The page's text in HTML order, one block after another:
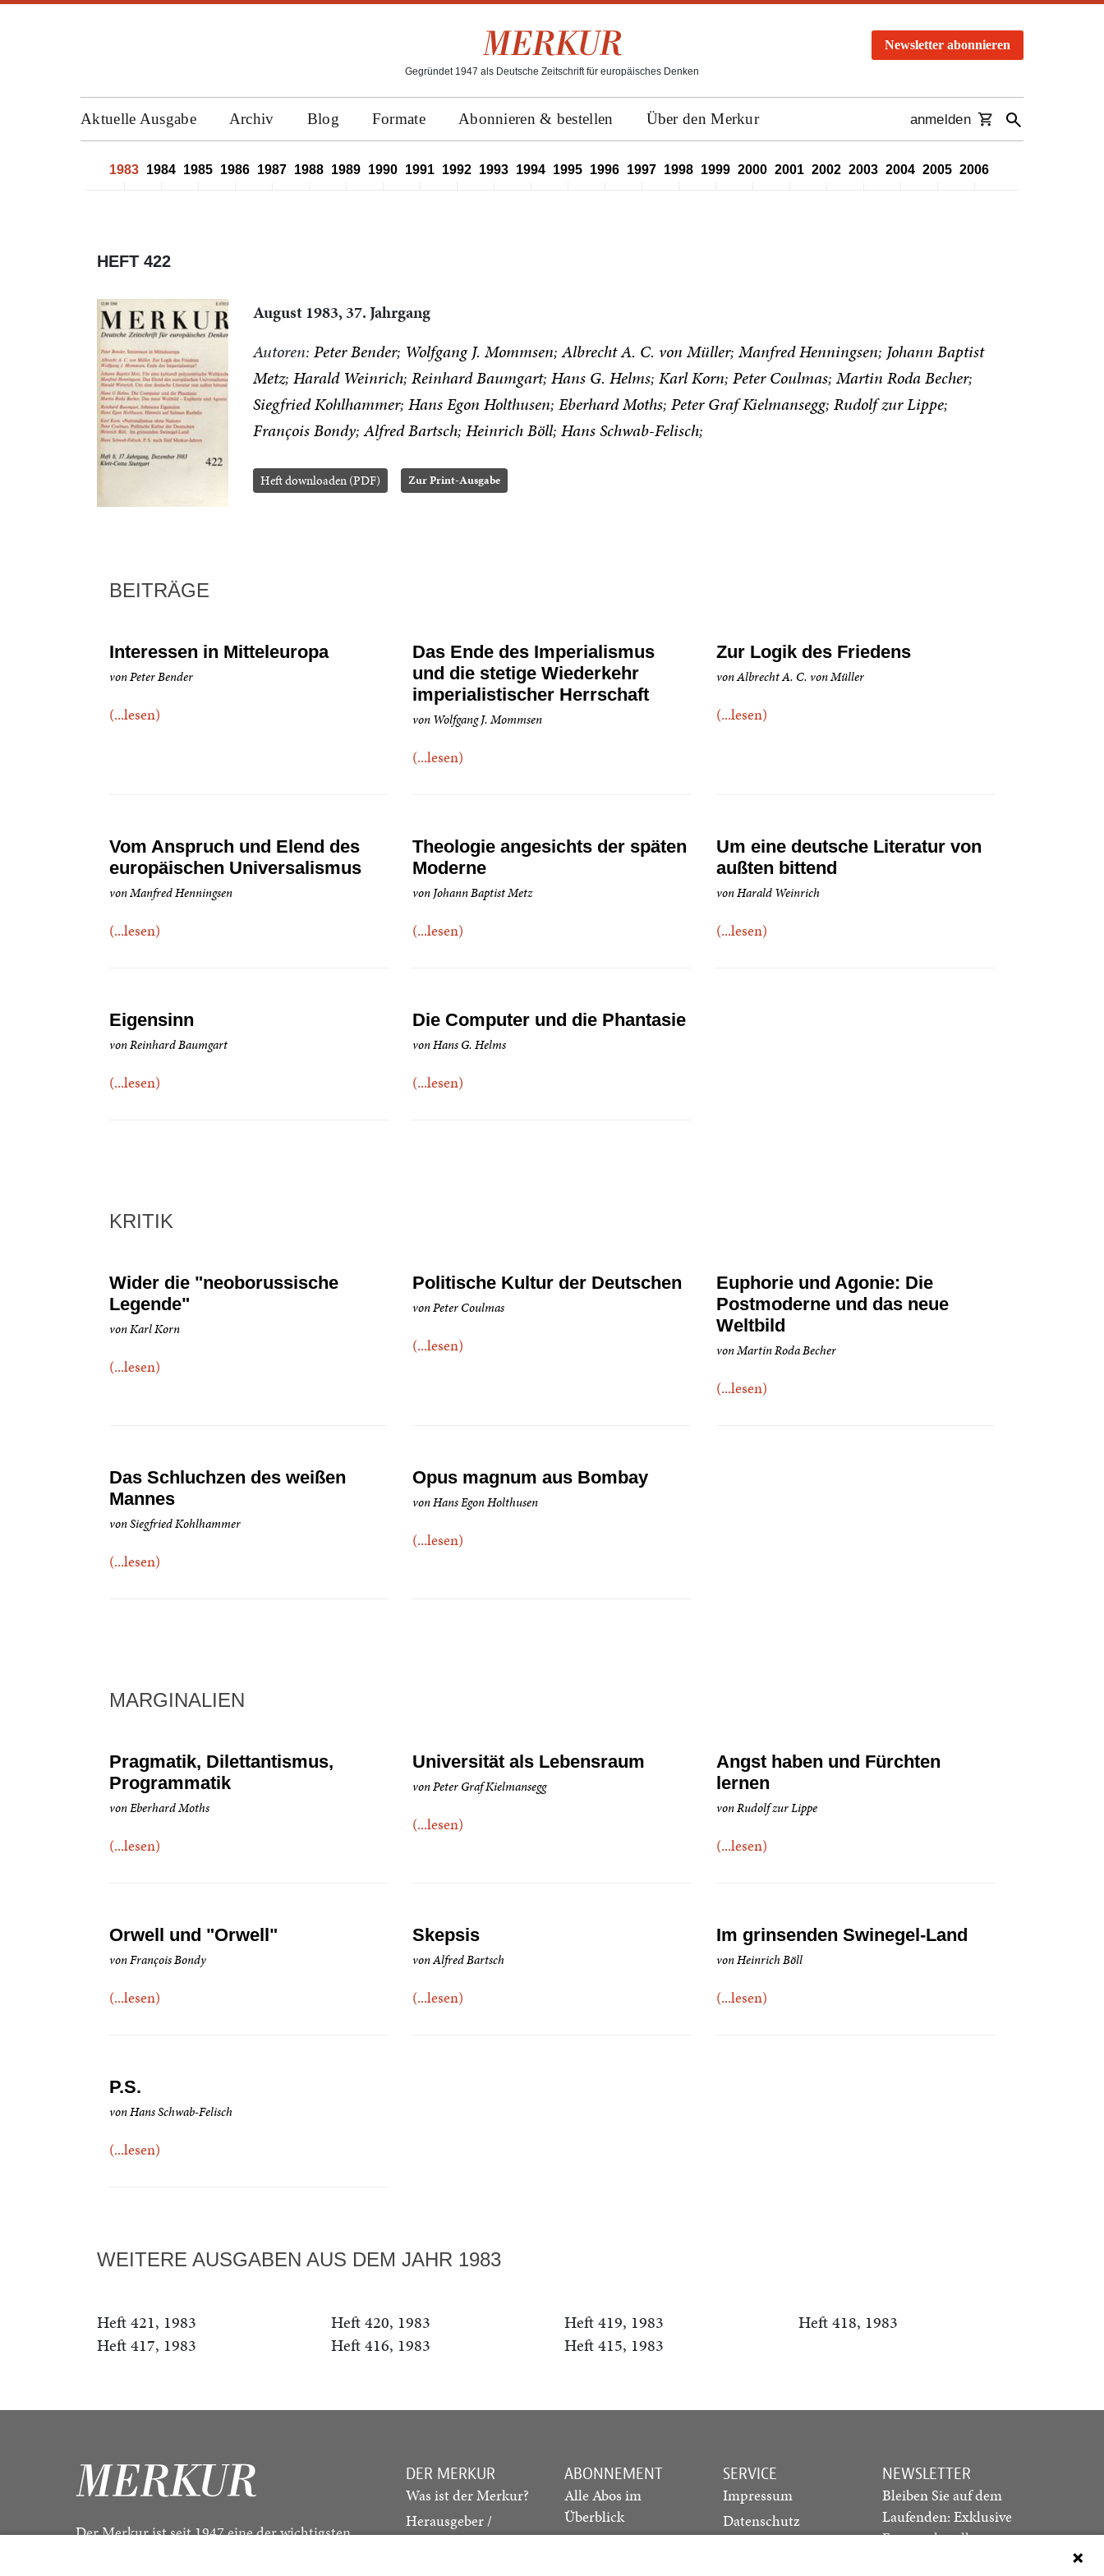
Gegründet 1947 als Deutsche Zeitschrift für europäisches Denken
Newsletter abonnieren
Aktuelle Ausgabe Archiv Blog Formate Abonnieren & bestellen Über den Merkur anmelden
1983 1984 1985 1986 1987 1988 1989 1990 1991 1992 1993 1994 1995 1996 1997 1998 1999 2000 2001 2002 2003 2004 2005 2006
HEFT 422
August 1983, 37. Jahrgang
Autoren: Peter Bender Wolfgang J. Mommsen Albrecht A. C. von Müller Manfred Henningsen Johann Baptist
Metz Harald Weinrich Reinhard Baumgart Hans G. Helms Karl Korn Peter Coulmas Martin Roda Becher
Siegfried Kohlhammer Hans Egon Holthusen Eberhard Moths Peter Graf Kielmansegg Rudolf zur Lippe
François Bondy Alfred Bartsch Heinrich Böll Hans Schwab-Felisch
Heft downloaden (PDF) Zur Print-Ausgabe
BEITRÄGE
Interessen in Mitteleuropa
von Peter Bender
(...lesen)
Das Ende des Imperialismus
und die stetige Wiederkehr
imperialistischer Herrschaft
von Wolfgang J. Mommsen
(...lesen)
Zur Logik des Friedens
von Albrecht A. C. von Müller
(...lesen)
Vom Anspruch und Elend des
europäischen Universalismus
von Manfred Henningsen
(...lesen)
Theologie angesichts der späten
Moderne
von Johann Baptist Metz
(...lesen)
Um eine deutsche Literatur von
außten bittend
von Harald Weinrich
(...lesen)
Eigensinn
von Reinhard Baumgart
(...lesen)
Die Computer und die Phantasie
von Hans G. Helms
(...lesen)
KRITIK
Wider die "neoborussische
Legende"
von Karl Korn
(...lesen)
Politische Kultur der Deutschen
von Peter Coulmas
(...lesen)
Euphorie und Agonie: Die
Postmoderne und das neue
Weltbild
von Martin Roda Becher
(...lesen)
Das Schluchzen des weißen
Mannes
von Siegfried Kohlhammer
(...lesen)
Opus magnum aus Bombay
von Hans Egon Holthusen
(...lesen)
MARGINALIEN
Pragmatik, Dilettantismus,
Programmatik
von Eberhard Moths
(...lesen)
Universität als Lebensraum
von Peter Graf Kielmansegg
(...lesen)
Angst haben und Fürchten
lernen
von Rudolf zur Lippe
(...lesen)
Orwell und "Orwell"
von François Bondy
(...lesen)
Skepsis
von Alfred Bartsch
(...lesen)
Im grinsenden Swinegel-Land
von Heinrich Böll
(...lesen)
P.S.
von Hans Schwab-Felisch
(...lesen)
WEITERE AUSGABEN AUS DEM JAHR 1983
Heft 421, 1983 Heft 420, 1983 Heft 419, 1983
Heft 418, 1983
Heft 417, 1983
Heft 416, 1983 Heft 415, 1983
Der Merkur ist seit 1947 eine der wichtigsten
DER MERKUR
Was ist der Merkur?
Herausgeber /
ABONNEMENT
Alle Abos im
Überblick
SERVICE
Impressum
Datenschutz
NEWSLETTER
Bleiben Sie auf dem
Laufenden: Exklusive
Essays, aktuelle